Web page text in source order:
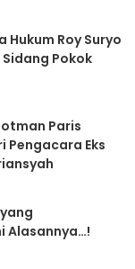
Hukum Roy Suryo
Pokok
Paris
Pengacara Eks
Alasannya…!